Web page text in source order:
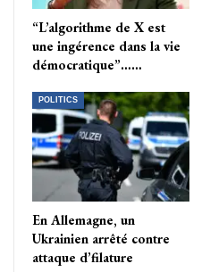
“L’algorithme de X est
une ingérence dans la vie
démocratique”……
POLITICS
En Allemagne, un
Ukrainien arrêté contre
attaque d’filature